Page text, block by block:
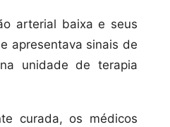
arterial baixa e seus
apresentava sinais de
unidade de terapia
curada, os médicos